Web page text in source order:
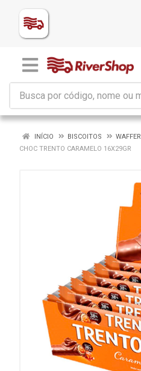
INÍCIO BISCOITOS
WAFFER
CHOC TRENTO CARAMELO 16X29GR